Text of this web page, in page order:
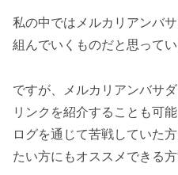
私の中ではメルカリアンバ
組んでいくものだと思ってい
ですが、メルカリアンバサ
リンクを紹介することも可
ログを通じて苦戦していた
たい方にもオススメできる方